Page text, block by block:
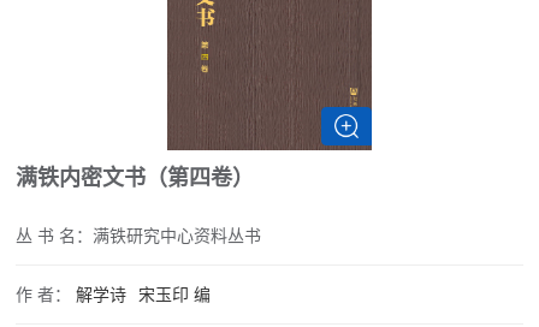
满铁内密文书（第四卷）
丛 书 名： 满铁研究中心资料丛书
作 者： 解学诗 宋玉印编